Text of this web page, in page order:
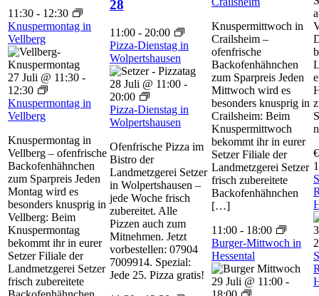
11:30 - 12:30
Knuspermontag in
Vellberg
27 Juli @ 11:30 -
12:30
Knuspermontag in
Vellberg
Knuspermontag in
Vellberg – ofenfrische
Backofenhähnchen
zum Sparpreis Jeden
Montag wird es
besonders knusprig in
Vellberg: Beim
Knuspermontag
bekommt ihr in eurer
Setzer Filiale der
Landmetzgerei Setzer
frisch zubereitete
28
11:00 - 20:00
Pizza-Dienstag in
Wolpertshausen
28 Juli @ 11:00 -
20:00
Pizza-Dienstag in
Wolpertshausen
Ofenfrische Pizza im
Bistro der
Landmetzgerei Setzer
in Wolpertshausen –
jede Woche frisch
zubereitet. Alle
Pizzen auch zum
Mitnehmen. Jetzt
vorbestellen: 07904
7009914. Spezial:
Jede 25. Pizza gratis!
Knuspermittwoch in
Crailsheim –
ofenfrische
Backofenhähnchen
zum Sparpreis Jeden
Mittwoch wird es
besonders knusprig in
Crailsheim: Beim
Knuspermittwoch
bekommt ihr in eurer
Setzer Filiale der
Landmetzgerei Setzer
frisch zubereitete
Backofenhähnchen
[…]
11:00 - 18:00
Burger-Mittwoch in
Hessental
29 Juli @ 11:00 -